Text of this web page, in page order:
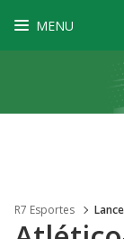
MENU
R7 Esportes Lance